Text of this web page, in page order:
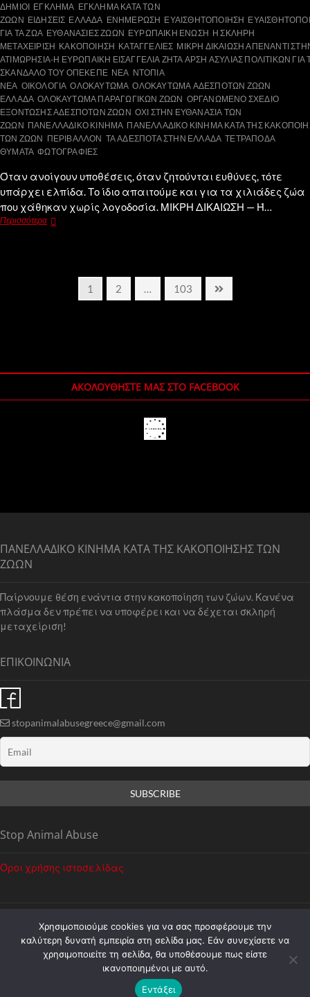
ΔΗΜΙΟΙ ΕΓΚΛΗΜΑ ΕΓΚΛΗΜΑ ΚΑΤΑ ΤΩΝ
ΖΩΩΝ ΕΙΔΗΣΕΙΣ ΕΛΛΑΔΑ ΕΝΗΜΕΡΩΣΗ ΕΥΑΙΣΘΗΤΟΠΟΙΗΣΗ
ΓΙΑ ΤΑ ΖΩΑ ΕΥΘΑΝΑΣΙΕΣ ΖΩΩΝ ΕΥΡΩΠΑΙΚΗ ΕΝΩΣΗ Η ΣΚΛΗΡΗ
ΜΕΤΑΧΕΙΡΙΣΗ ΚΑΚΟΠΟΙΗΣΗ ΚΑΤΑΓΓΕΛΙΕΣ ΜΙΚΡΗ ΔΙΚΑΙΩΣΗ ΑΠΕΝΑΝΤΙ
ΑΤΙΜΩΡΗΣΙΑ-Η ΕΥΡΩΠΑΙΚΗ ΕΙΣΑΓΓΕΛΙΑ ΖΗΤΑ ΑΡΣΗ ΑΣΥΛΙΑΣ ΠΟΛΙΤΙΚΩΝ ΓΙΑ
ΣΚΑΝΔΑΛΟ ΤΟΥ ΟΠΕΚΕΠΕ ΝΕΑ ΝΤΟΠΙΑ
ΝΕΑ ΟΙΚΟΛΟΓΙΑ ΟΛΟΚΑΥΤΩΜΑ ΟΛΟΚΑΥΤΩΜΑ ΑΔΕΣΠΟΤΩΝ ΖΩΩΝ
ΕΛΛΑΔΑ ΟΛΟΚΑΥΤΩΜΑ ΠΑΡΑΓΩΓΙΚΩΝ ΖΩΩΝ ΟΡΓΑΝΩΜΕΝΟ ΣΧΕΔΙΟ
ΕΞΟΝΤΩΣΗΣ ΑΔΕΣΠΟΤΩΝ ΖΩΩΝ ΟΧΙ ΣΤΗΝ ΕΥΘΑΝΑΣΙΑ ΤΩΝ
ΖΩΩΝ ΠΑΝΕΛΛΑΔΙΚΟ ΚΙΝΗΜΑ ΠΑΝΕΛΛΑΔΙΚΟ ΚΙΝΗΜΑ ΚΑΤΑ ΤΗΣ
ΤΩΝ ΖΩΩΝ ΠΕΡΙΒΑΛΛΟΝ ΤΑ ΑΔΕΣΠΟΤΑ ΣΤΗΝ ΕΛΛΑΔΑ ΤΕΤΡΑΠΟΔΑ
ΘΥΜΑΤΑ ΦΩΤΟΓΡΑΦΙΕΣ
Όταν ανοίγουν υποθέσεις, όταν ζητούνται ευθύνες, τότε
υπάρχει ελπίδα. Το ίδιο απαιτούμε και για τα χιλιάδες ζώα
που χάθηκαν χωρίς λογοδοσία. ΜΙΚΡΗ ΔΙΚΑΙΩΣΗ — Ή…
Περισσότερα
1 2 … 103
ΑΚΟΛΟΥΘΉΣΤΕ ΜΑΣ ΣΤΟ FACEBOOK
ΠΑΝΕΛΛΑΔΙΚΟ ΚΙΝΗΜΑ ΚΑΤΑ ΤΗΣ ΚΑΚΟΠΟΙΗΣΗΣ ΤΩΝ
ΖΩΩΝ
Παίρνουμε θέση ενάντια στην κακοποίηση των ζώων. Κανένα
πλάσμα δεν πρέπει να υποφέρει και να δέχεται σκληρή
μεταχείριση!
ΕΠΙΚΟΙΝΩΝΙΑ
stopanimalabusegreece@gmail.com
Stop Animal Abuse
Όροι χρήσης ιστοσελίδας
ΠΑΝΕΛΛΑΔΙΚΟ ΚΙΝΗΜΑ ΚΑΤΑ ΤΗΣ ΚΑΚΟΠΟΙΗΣΗΣ ΤΩΝ ΖΩΩΝ
WordPress| © Copyright All right reserved
Χρησιμοποιούμε cookies για να σας προσφέρουμε την
καλύτερη δυνατή εμπειρία στη σελίδα μας. Εάν συνεχίσετε να
χρησιμοποιείτε τη σελίδα, θα υποθέσουμε πως είστε
ικανοποιημένοι με αυτό.
Εντάξει